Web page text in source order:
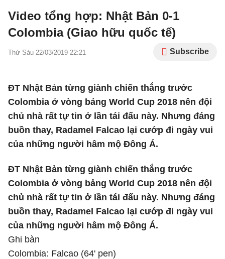
Video tổng hợp: Nhật Bản 0-1
Colombia (Giao hữu quốc tế)
Thứ Sáu 22/03/2019 22:21 Subscribe
ĐT Nhật Bản từng giành chiến thắng trước
Colombia ở vòng bảng World Cup 2018 nên đội
chủ nhà rất tự tin ở lần tái đấu này. Nhưng đáng
buồn thay, Radamel Falcao lại cướp đi ngày vui
của những người hâm mộ Đông Á.
ĐT Nhật Bản từng giành chiến thắng trước
Colombia ở vòng bảng World Cup 2018 nên đội
chủ nhà rất tự tin ở lần tái đấu này. Nhưng đáng
buồn thay, Radamel Falcao lại cướp đi ngày vui
của những người hâm mộ Đông Á.
Ghi bàn
Colombia: Falcao (64' pen)